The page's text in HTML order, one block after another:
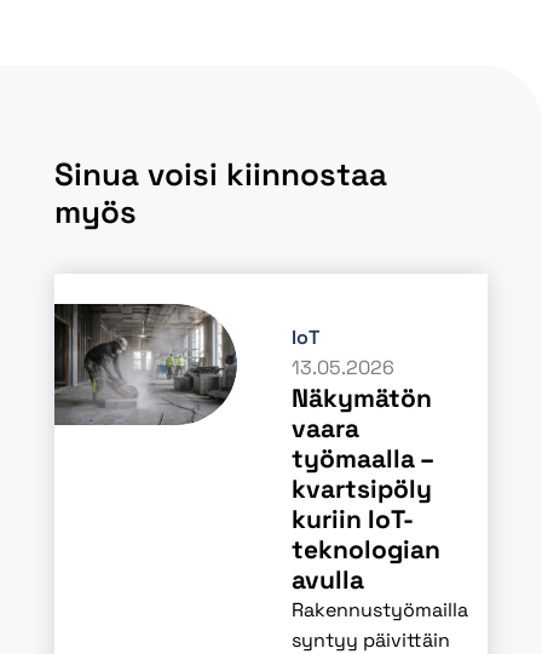
Sinua voisi kiinnostaa
myös
IoT
13.05.2026
Näkymätön
vaara
työmaalla –
kvartsipöly
kuriin IoT-
teknologian
avulla
Rakennustyömailla
syntyy päivittäin